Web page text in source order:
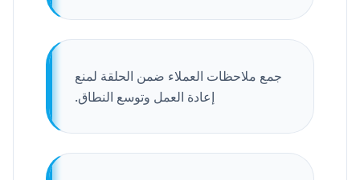
جمع ملاحظات العملاء ضمن الحلقة لمنع
إعادة العمل وتوسع النطاق.